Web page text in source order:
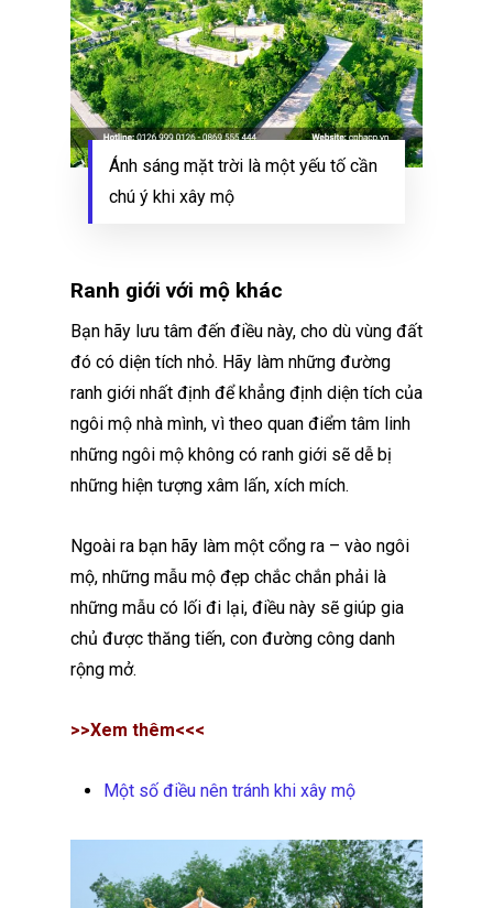
Ánh sáng mặt trời là một yếu tố cần
chú ý khi xây mộ
Ranh giới với mộ khác
Bạn hãy lưu tâm đến điều này, cho dù vùng đất
đó có diện tích nhỏ. Hãy làm những đường
ranh giới nhất định để khẳng định diện tích của
ngôi mộ nhà mình, vì theo quan điểm tâm linh
những ngôi mộ không có ranh giới sẽ dễ bị
những hiện tượng xâm lấn, xích mích.
Ngoài ra bạn hãy làm một cổng ra – vào ngôi
mộ, những mẫu mộ đẹp chắc chắn phải là
những mẫu có lối đi lại, điều này sẽ giúp gia
chủ được thăng tiến, con đường công danh
rộng mở.
>>Xem thêm<<<
Một số điều nên tránh khi xây mộ